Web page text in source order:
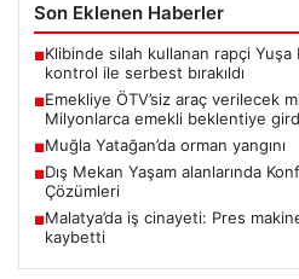
Son Eklenen Haberler
■Klibinde silah kullanan rapçi
kontrol ile serbest bırakıldı
■Emekliye ÖTV’siz araç verilecek
Milyonlarca emekli beklentiye
■Muğla Yatağan’da orman yangını
■Dış Mekan Yaşam alanlarında
Çözümleri
■Malatya’da iş cinayeti: Pres
kaybetti